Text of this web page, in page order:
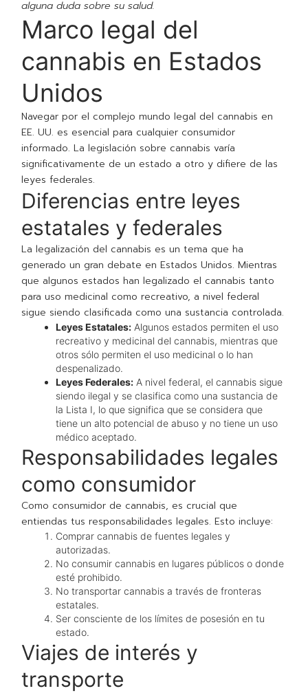
alguna duda sobre su salud.
Marco legal del
cannabis en Estados
Unidos
Navegar por el complejo mundo legal del cannabis en
EE. UU. es esencial para cualquier consumidor
informado. La legislación sobre cannabis varía
significativamente de un estado a otro y difiere de las
leyes federales.
Diferencias entre leyes
estatales y federales
La legalización del cannabis es un tema que ha
generado un gran debate en Estados Unidos. Mientras
que algunos estados han legalizado el cannabis tanto
para uso medicinal como recreativo, a nivel federal
sigue siendo clasificada como una sustancia controlada.
Leyes Estatales: Algunos estados permiten el uso
recreativo y medicinal del cannabis, mientras que
otros sólo permiten el uso medicinal o lo han
despenalizado.
Leyes Federales: A nivel federal, el cannabis sigue
siendo ilegal y se clasifica como una sustancia de
la Lista I, lo que significa que se considera que
tiene un alto potencial de abuso y no tiene un uso
médico aceptado.
Responsabilidades legales
como consumidor
Como consumidor de cannabis, es crucial que
entiendas tus responsabilidades legales. Esto incluye:
Comprar cannabis de fuentes legales y
autorizadas.
No consumir cannabis en lugares públicos o donde
esté prohibido.
No transportar cannabis a través de fronteras
estatales.
Ser consciente de los límites de posesión en tu
estado.
Viajes de interés y
transporte